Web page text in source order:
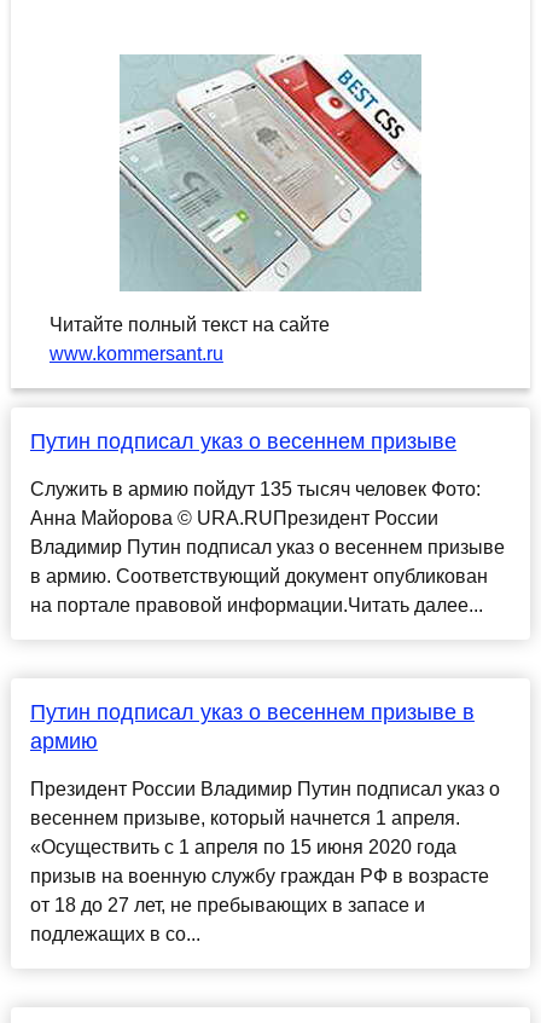
Читайте полный текст на сайте
www.kommersant.ru
Путин подписал указ о весеннем призыве
Служить в армию пойдут 135 тысяч человек Фото:
Анна Майорова © URA.RUПрезидент России
Владимир Путин подписал указ о весеннем призыве
в армию. Соответствующий документ опубликован
на портале правовой информации.Читать далее...
Путин подписал указ о весеннем призыве в
армию
Президент России Владимир Путин подписал указ о
весеннем призыве, который начнется 1 апреля.
«Осуществить с 1 апреля по 15 июня 2020 года
призыв на военную службу граждан РФ в возрасте
от 18 до 27 лет, не пребывающих в запасе и
подлежащих в со...